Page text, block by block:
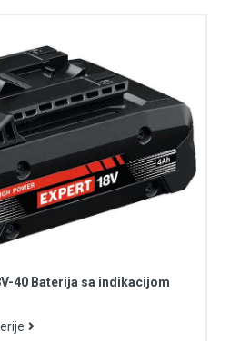
40 Baterija sa indikacijom